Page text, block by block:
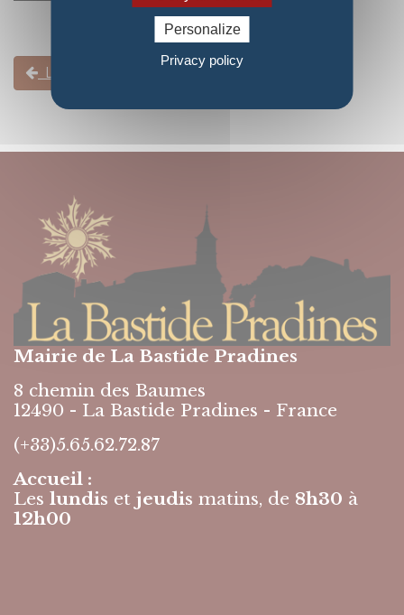
Les conseils
Mairie de La Bastide Pradines
8 chemin des Baumes
12490 - La Bastide Pradines - France
(+33)5.65.62.72.87
Accueil :
Les lundis et jeudis matins, de 8h30 à
12h00
Personalize
Privacy policy